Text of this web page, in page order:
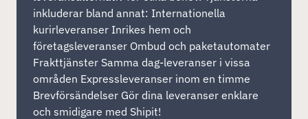
inkluderar bland annat: Internationella
kurirleveranser Inrikes hem och
företagsleveranser Ombud och paketautomater
Frakttjänster Samma dag-leveranser i vissa
områden Expressleveranser inom en timme
Brevförsändelser Gör dina leveranser enklare
och smidigare med Shipit!